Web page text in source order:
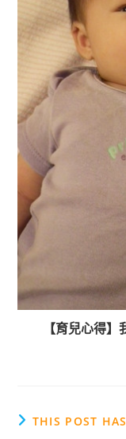
【育兒心得
THIS POST